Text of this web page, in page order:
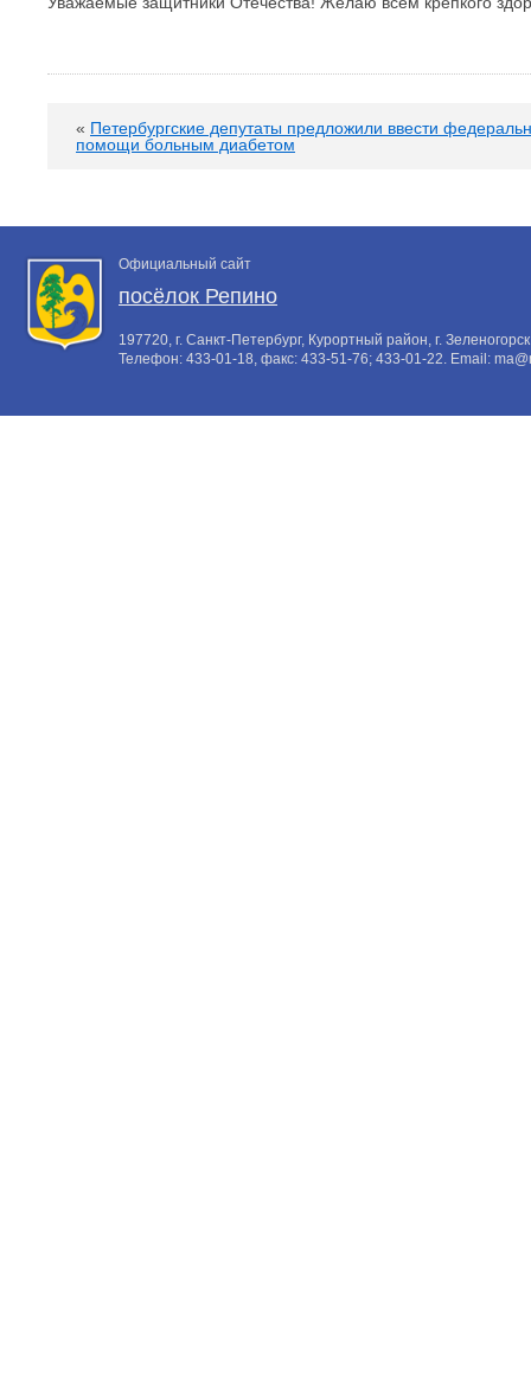
« Петербургские депутаты предложили ввести
помощи больным диабетом
Официальный сайт
посёлок Репино
197720, г. Санкт-Петербург, Курортный район, г.
Телефон: 433-01-18, факс: 433-51-76; 433-01-22. Email: